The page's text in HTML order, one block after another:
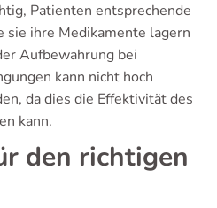
Patienten entsprechende
sie ihre Medikamente lagern
Aufbewahrung bei
kann nicht hoch
da dies die Effektivität des
kann.
den richtigen